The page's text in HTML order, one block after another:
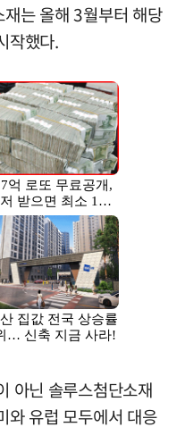
는 올해 3월부터 해당
작했다.
아닌 솔루스첨단소재
와 유럽 모두에서 대응